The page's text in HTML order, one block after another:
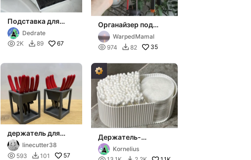
Подставка для
губкиDedrate
 2K  89 67
Органайзер под
отвёртки и
плоскогубцы
WarpedMamal
 974  82 35
держатель для
плоскогубцев
кусачек бокорезов
linecutter38
 593  101 57
Держатель-
органайзер для
ватных палочек и
Kornelius